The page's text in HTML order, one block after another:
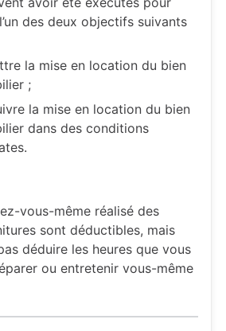
des deux objectifs suivants
la mise en location du bien
;
la mise en location du bien
dans des conditions
vous-même réalisé des
sont déductibles, mais
déduire les heures que vous
ou entretenir vous-même